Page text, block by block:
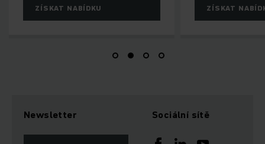
ZÍSKAT NABÍDKU ZÍSKAT
Newsletter Sociální sítě